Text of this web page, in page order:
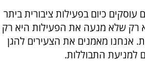
עוסקים כיום בפעילות ציבורית ביתר
שלא מנעה את הפעילות היא רק
אנחנו מאמנים את הצעירים להגן
למניעת התבוללות.